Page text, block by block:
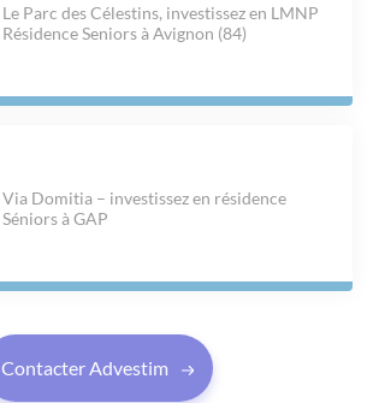
Le Parc des Célestins, investissez en LMNP
Résidence Seniors à Avignon (84)
Via Domitia – investissez en résidence
Séniors à GAP
Contacter Advestim